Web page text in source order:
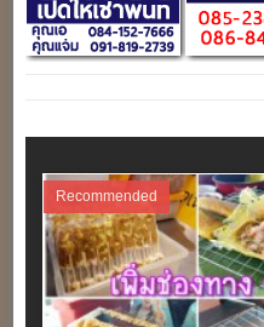
Recommended